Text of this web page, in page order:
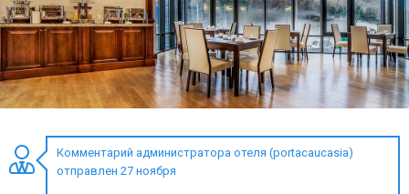
Комментарий администратора отеля (portacaucasia)
отправлен 27 ноября
Дети в Гудаури
Развлечения
Календарь событий
Гудаури
INFO